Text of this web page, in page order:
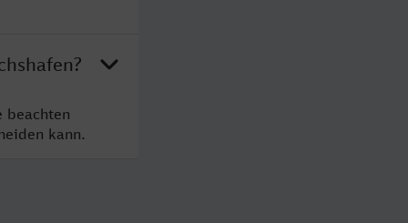
beachten
kann.